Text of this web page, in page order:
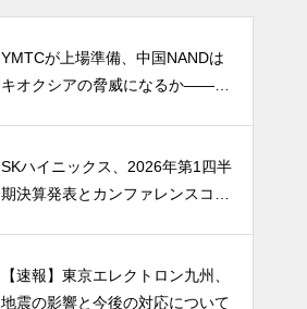
YMTCが上場準備、中国NANDは
キオクシアの脅威になるか――AI
SKハイニックス、2026年第1四半
期決算発表とカンファレンスコー
【速報】東京エレクトロン九州、
地震の影響と今後の対応について